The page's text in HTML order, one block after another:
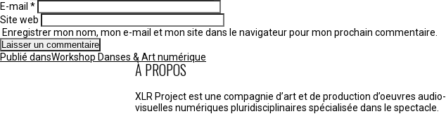
E-mail *
Site web
Enregistrer mon nom, mon e-mail et mon site dans le navigateur pour mon prochain commentaire.
Navigation
de
Publié dansWorkshop Danses & Art numérique
À PROPOS
XLR Project est une compagnie d’art et de production d’oeuvres audio-
visuelles numériques pluridisciplinaires spécialisée dans le spectacle.